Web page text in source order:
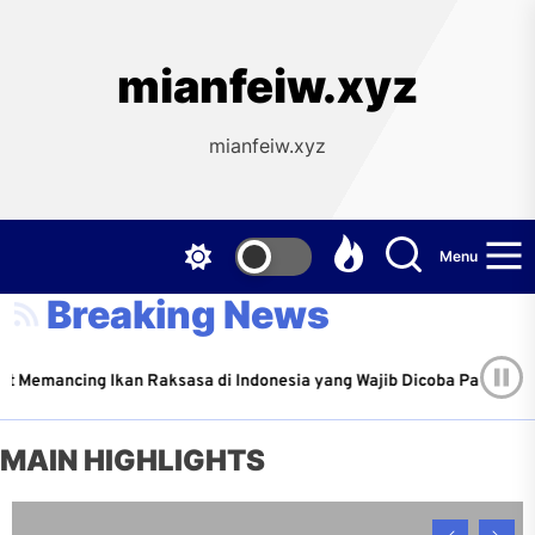
mianfeiw.xyz
mianfeiw.xyz
Menu
Breaking News
Ikan Raksasa di Indonesia yang Wajib Dicoba Para Angler
MAIN HIGHLIGHTS